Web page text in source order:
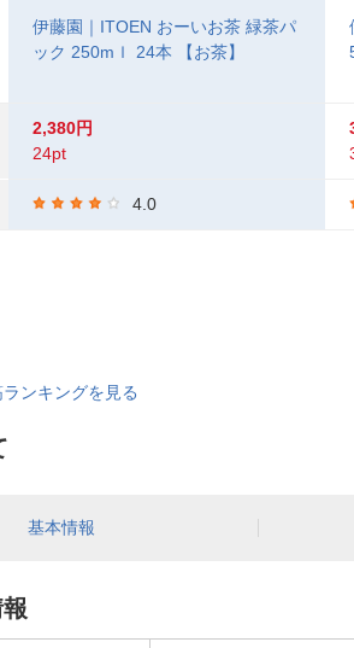
伊藤園｜ITOEN おーいお茶 緑茶パ
ック 250mｌ 24本 【お茶】
2,380円
24pt
4.0
ンキングを見る
基本情報